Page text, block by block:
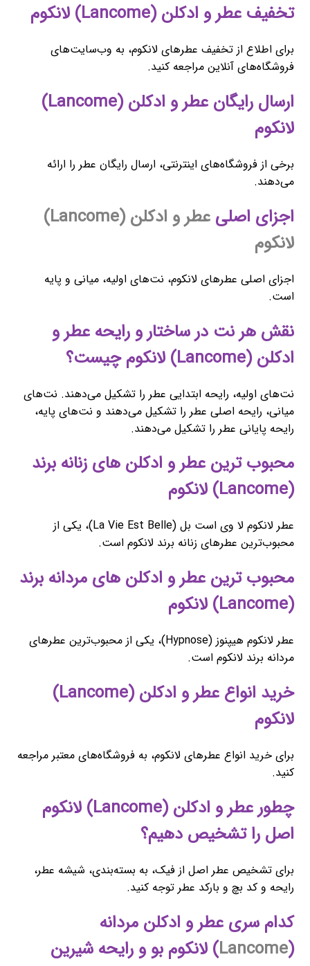
تخفیف عطر و ادکلن (Lancome) لانکوم
برای اطلاع از تخفیف عطرهای لانکوم، به وب‌سایت‌های
فروشگاه‌های آنلاین مراجعه کنید.
ارسال رایگان عطر و ادکلن (Lancome)
لانکوم
برخی از فروشگاه‌های اینترنتی، ارسال رایگان عطر را ارائه
می‌دهند.
اجزای اصلی
عطر و ادکلن (Lancome)
لانکوم
اجزای اصلی عطرهای لانکوم، نت‌های اولیه، میانی و پایه
است.
نقش هر نت در ساختار و رایحه عطر و
ادکلن (Lancome) لانکوم چیست؟
نت‌های اولیه، رایحه ابتدایی عطر را تشکیل می‌دهند. نت‌های
میانی، رایحه اصلی عطر را تشکیل می‌دهند و نت‌های پایه،
رایحه پایانی عطر را تشکیل می‌دهند.
محبوب ‌ترین عطر و ادکلن های زنانه برند
(Lancome) لانکوم
عطر لانکوم لا وی است بل (La Vie Est Belle)، یکی از
محبوب‌ترین عطرهای زنانه برند لانکوم است.
محبوب ‌ترین عطر و ادکلن های مردانه برند
(Lancome) لانکوم
عطر لانکوم هیپنوز (Hypnose)، یکی از محبوب‌ترین عطرهای
مردانه برند لانکوم است.
خرید انواع عطر و ادکلن (Lancome)
لانکوم
برای خرید انواع عطرهای لانکوم، به فروشگاه‌های معتبر مراجعه
کنید.
چطور عطر و ادکلن (Lancome) لانکوم
اصل را تشخیص دهیم؟
برای تشخیص عطر اصل از فیک، به بسته‌بندی، شیشه عطر،
رایحه و کد بچ و بارکد عطر توجه کنید.
کدام سری عطر و ادکلن مردانه
(
Lancome) لانکوم بو و رایحه شیرین